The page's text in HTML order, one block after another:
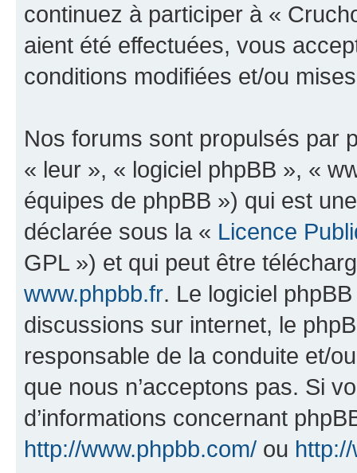
continuez à participer à «
aient été effectuées, vous
conditions modifiées et/ou
Nos forums sont propulsés par
« leur », « logiciel phpBB », «
équipes de phpBB ») qui est
déclarée sous la « Licence
GPL ») et qui peut être
www.phpbb.fr. Le logiciel
discussions sur internet, le
responsable de la conduite et/
que nous n’acceptons pas. Si
d’informations concernant
http://www.phpbb.com/ ou